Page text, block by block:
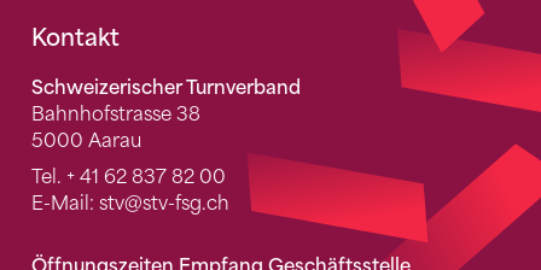
Fusszeile
Kontakt
Schweizerischer Turnverband
Bahnhofstrasse 38
5000 Aarau
Tel. + 41 62 837 82 00
E-Mail: stv@stv-fsg.ch